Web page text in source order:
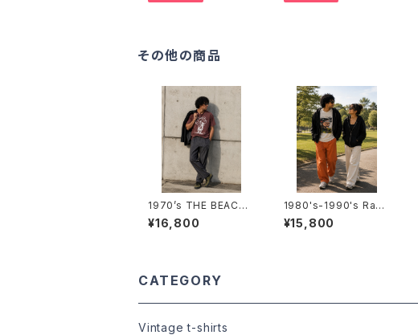
その他の商品
1970’s THE BEACH
BOYS T-Shirts -197
0年代 ザ・ビーチ・ボー
¥16,800
1980's-1990's Ram
bo×Bush T-SHIRTS
-1980年代～1990年
¥15,800
CATEGORY
Vintage t-shirts